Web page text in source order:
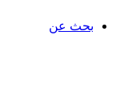
بحث عن